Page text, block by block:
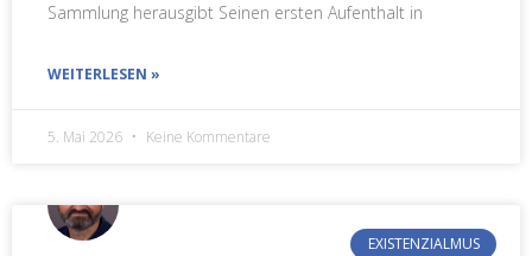
Sammlung herausgibt Seinen ersten Aufenthalt in
WEITERLESEN »
5. Mai 2026 Keine Kommentare
EXISTENZIALMUS